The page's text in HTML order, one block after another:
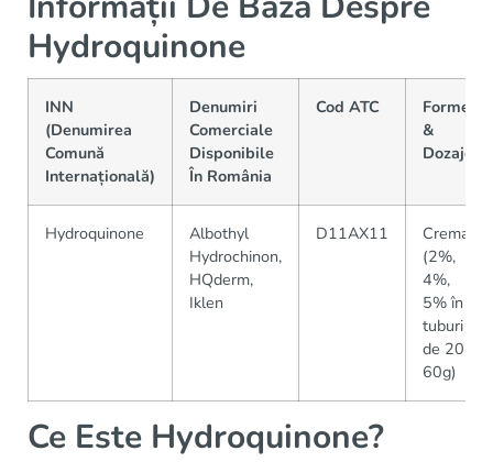
Hydroquinone
INN
(Denumirea
Comună
Internațională)
Denumiri
Comerciale
Disponibile
În România
Cod ATC
Forme
&
Dozaje
Hydroquinone
Albothyl
Hydrochinon,
HQderm,
Iklen
D11AX11
Crema
(2%,
4%,
5% în
tuburi
de 20-
60g)
Ce Este Hydroquinone?